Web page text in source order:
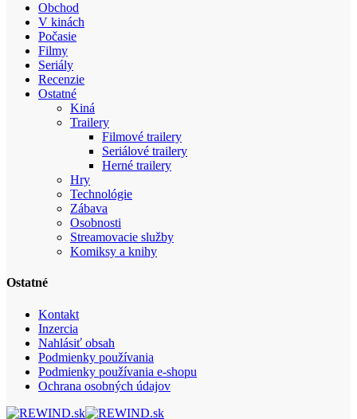
Obchod
V kinách
Počasie
Filmy
Seriály
Recenzie
Ostatné
Kiná
Trailery
Filmové trailery
Seriálové trailery
Herné trailery
Hry
Technológie
Zábava
Osobnosti
Streamovacie služby
Komiksy a knihy
Ostatné
Kontakt
Inzercia
Nahlásiť obsah
Podmienky používania
Podmienky používania e-shopu
Ochrana osobných údajov